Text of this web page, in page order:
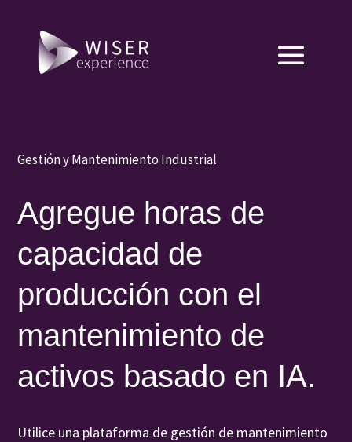
Gestión y Mantenimiento Industrial
Agregue horas de
capacidad de
producción con el
mantenimiento de
activos basado en IA.
Utilice una plataforma de gestión de mantenimiento